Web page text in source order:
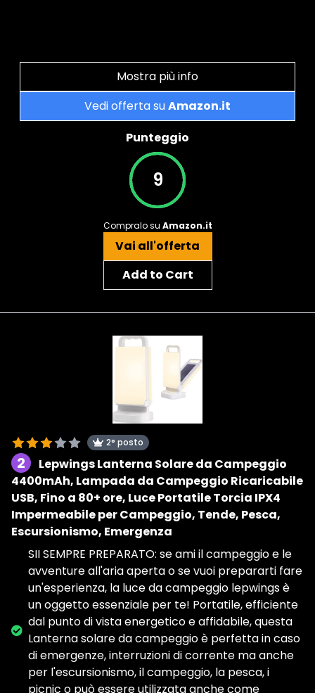
Mostra più info
Vedi offerta suAmazon.it
Punteggio
9
Compralo su Amazon.it
Vai all'offerta
Add to Cart
2° posto
2
Lepwings Lanterna Solare da Campeggio
4400mAh, Lampada da Campeggio Ricaricabile
USB, Fino a 80+ ore, Luce Portatile Torcia IPX4
Impermeabile per Campeggio, Tende, Pesca,
Escursionismo, Emergenza
SII SEMPRE PREPARATO: se ami il campeggio e le
avventure all'aria aperta o se vuoi prepararti fare
un'esperienza, la luce da campeggio lepwings è
un oggetto essenziale per te! Portatile, efficiente
dal punto di vista energetico e affidabile, questa
Lanterna solare da campeggio è perfetta in caso
di emergenze, interruzioni di corrente ma anche
per l'escursionismo, il campeggio, la pesca, i
picnic o può essere utilizzata anche come